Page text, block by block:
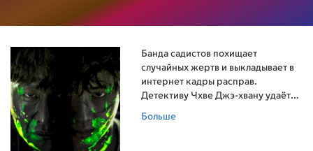
Банда садистов похищает
случайных жертв и выкладывает в
интернет кадры расправ.
Детективу Чхве Джэ-хвану удаётся
Больше